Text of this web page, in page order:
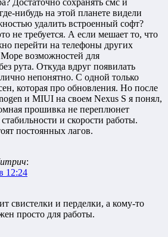
нибудь на этой планете видели
удалить встроенный софт?
не требуется. А если мешает то, что
перейти на телефоны других
возможностей для
рута. Откуда вдруг появилать
непонятно. С одной только
которая про обновления. Но после
и MIUI на своем Nexus S я понял,
прошивка не переплюнет
и скорости работы.
постоянных лагов.
:
12:24
свистелки и перделки, а кому-то
просто для работы.